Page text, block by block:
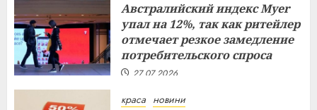
Австралийский индекс Myer
упал на 12%, так как ритейлер
отмечает резкое замедление
потребительского спроса
27.07.2026
краса новини